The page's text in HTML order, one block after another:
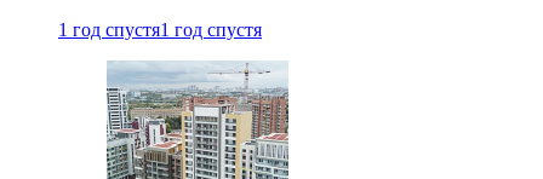
1 год спустя1 год спустя